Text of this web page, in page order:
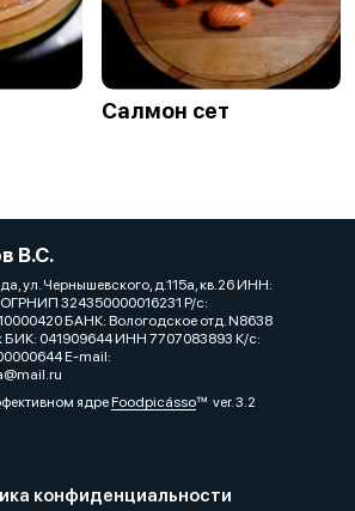
Салмон сет
В.С.
ул. Чернышевского, д.115а, кв.26 ИНН:
324350000016231 Р/с:
БАНК: Вологодское отд. N8638
041909644 ИНН 7707083893 К/с:
E-mail:
ядреFoodpicássover. 3.2
конфиденциальности